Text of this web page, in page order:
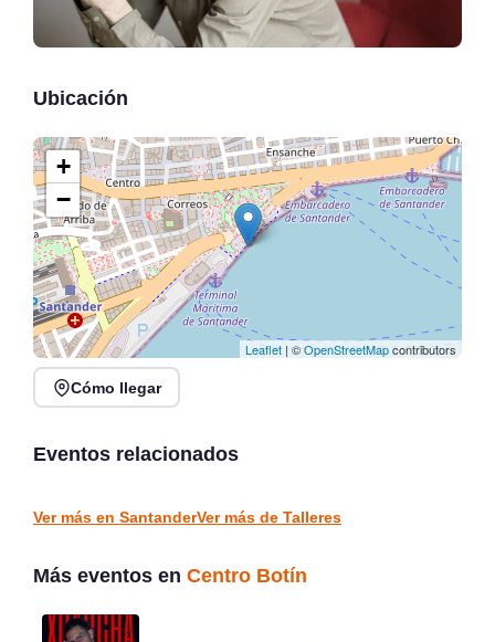
Ubicación
+
−
Leaflet | ©OpenStreetMapcontributors
Cómo llegar
Eventos relacionados
Clase de Barré y Brunch
Santander
Ver más en SantanderVer más de Talleres
Más eventos en Centro Botín